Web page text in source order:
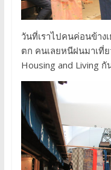
วันที่เราไปคนค่อนข้าง
ตก คนเลยหนีฝนมาเที่
Housing and Living กั